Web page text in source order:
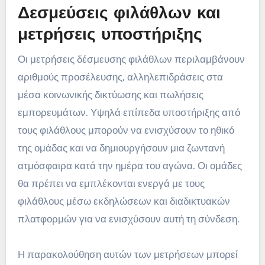
Δεσμεύσεις φιλάθλων και
μετρήσεις υποστήριξης
Οι μετρήσεις δέσμευσης φιλάθλων περιλαμβάνουν
αριθμούς προσέλευσης, αλληλεπιδράσεις στα
μέσα κοινωνικής δικτύωσης και πωλήσεις
εμπορευμάτων. Υψηλά επίπεδα υποστήριξης από
τους φιλάθλους μπορούν να ενισχύσουν το ηθικό
της ομάδας και να δημιουργήσουν μια ζωντανή
ατμόσφαιρα κατά την ημέρα του αγώνα. Οι ομάδες
θα πρέπει να εμπλέκονται ενεργά με τους
φιλάθλους μέσω εκδηλώσεων και διαδικτυακών
πλατφορμών για να ενισχύσουν αυτή τη σύνδεση.
Η παρακολούθηση αυτών των μετρήσεων μπορεί